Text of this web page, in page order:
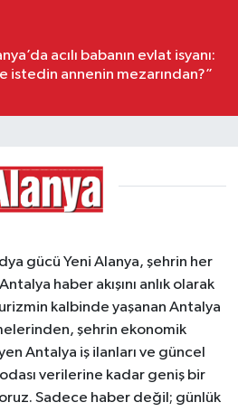
acılı babanın evlat isyanı:
istedin annenin mezarından?”
gücü Yeni Alanya, şehrin her
haber akışını anlık olarak
kalbinde yaşanan Antalya
şehrin ekonomik
Antalya iş ilanları ve güncel
verilerine kadar geniş bir
Sadece haber değil; günlük